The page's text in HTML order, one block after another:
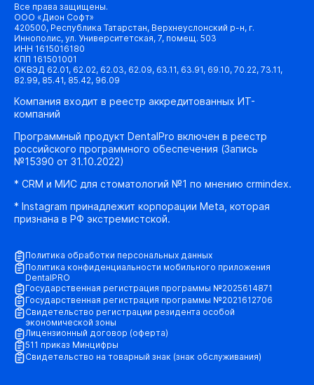
Все права защищены.
ООО «Дион Софт»
420500, Республика Татарстан, Верхнеуслонский р-н, г.
Иннополис, ул. Университетская, 7, помещ. 503
ИНН 1615016180
КПП 161501001
ОКВЭД 62.01, 62.02, 62.03, 62.09, 63.11, 63.91, 69.10, 70.22, 73.11,
82.99, 85.41, 85.42, 96.09
Компания входит в реестр аккредитованных ИТ-
компаний
Программный продукт DentalPro включен в реестр
российского программного обеспечения (Запись
№15390 от 31.10.2022)
* CRM и МИС для стоматологий №1 по мнению crmindex.
* Instagram принадлежит корпорации Meta, которая
признана в РФ экстремистской.
Политика обработки персональных данных
Политика конфиденциальности мобильного приложения
DentalPRO
Государственная регистрация программы №2025614871
Государственная регистрация программы №2021612706
Свидетельство регистрации резидента особой
экономической зоны
Лицензионный договор (оферта)
511 приказ Минцифры
Свидетельство на товарный знак (знак обслуживания)